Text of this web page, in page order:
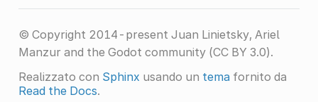
© Copyright 2014-present Juan Linietsky, Ariel
Manzur and the Godot community (CC BY 3.0).
Realizzato con Sphinx usando un temafornito da
Read the Docs.